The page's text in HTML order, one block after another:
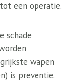
een operatie.
schade
wapen
is preventie.